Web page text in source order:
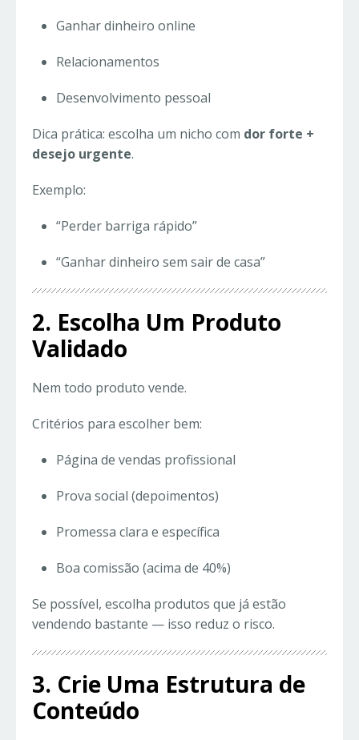
Ganhar dinheiro online
Relacionamentos
Desenvolvimento pessoal
Dica prática: escolha um nicho com dor forte +
desejo urgente.
Exemplo:
“Perder barriga rápido”
“Ganhar dinheiro sem sair de casa”
2. Escolha Um Produto
Validado
Nem todo produto vende.
Critérios para escolher bem:
Página de vendas profissional
Prova social (depoimentos)
Promessa clara e específica
Boa comissão (acima de 40%)
Se possível, escolha produtos que já estão
vendendo bastante — isso reduz o risco.
3. Crie Uma Estrutura de
Conteúdo